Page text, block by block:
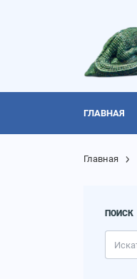
ГЛАВНАЯ
Главная
ПОИСК